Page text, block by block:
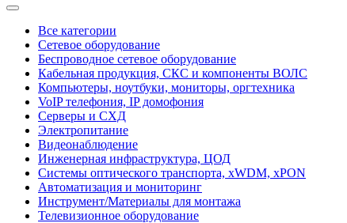
Все категории
Сетевое оборудование
Беспроводное сетевое оборудование
Кабельная продукция, СКС и компоненты ВОЛС
Компьютеры, ноутбуки, мониторы, оргтехника
VoIP телефония, IP домофония
Серверы и СХД
Электропитание
Видеонаблюдение
Инженерная инфраструктура, ЦОД
Системы оптического транспорта, xWDM, xPON
Автоматизация и мониторинг
Инструмент/Материалы для монтажа
Телевизионное оборудование